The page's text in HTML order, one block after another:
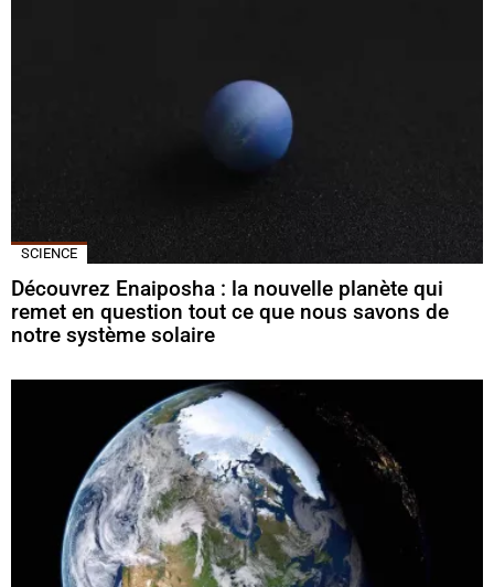
SCIENCE
Découvrez Enaiposha : la nouvelle planète qui
remet en question tout ce que nous savons de
notre système solaire